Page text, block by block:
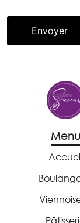
Menu